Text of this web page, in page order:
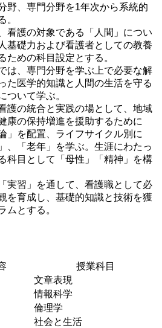
野、専門分野を1年次から系統的
。
看護の対象である「人間」につい
基礎力および看護者としての教養
ための科目設定とする。
は、専門分野を学ぶ上で必要な解
た医学的知識と人間の生活を守る
ついて学ぶ。
護の統合と実践の場として、地域
康の保持増進を援助するために
」を配置、ライフサイクル別に
、「老年」を学ぶ。生涯にわたっ
科目として「母性」「精神」を構
実習」を通して、看護職として必
を育成し、基礎的知識と技術を獲
ムとする。
授業科目
文章表現
情報科学
倫理学
社会と生活